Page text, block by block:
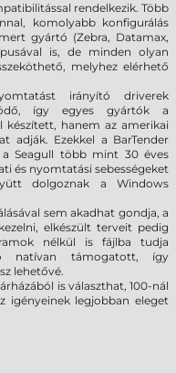
rendelkezik. Több
komolyabb konfigurálás
gyártó (Zebra, Datamax,
is, de minden olyan
melyhez elérhető
irányító driverek
így egyes gyártók a
hanem az amerikai
adják. Ezekkel a BarTender
a Seagull több mint 30 éves
és nyomtatási sebességeket
dolgoznak a Windows
sem akadhat gondja, a
elkészült terveit pedig
nélkül is fájlba tudja
natívan támogatott, így
lehetővé.
is választhat, 100-nál
igényeinek legjobban eleget